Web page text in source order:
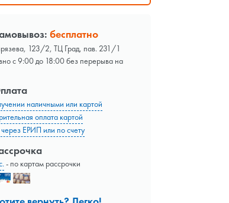
бесплатно
123/2, ТЦ Град, пав. 231/1
с 9:00 до 18:00 без перерыва на
наличными или картой
оплата картой
ЕРИП или по счету
- по картам рассрочки